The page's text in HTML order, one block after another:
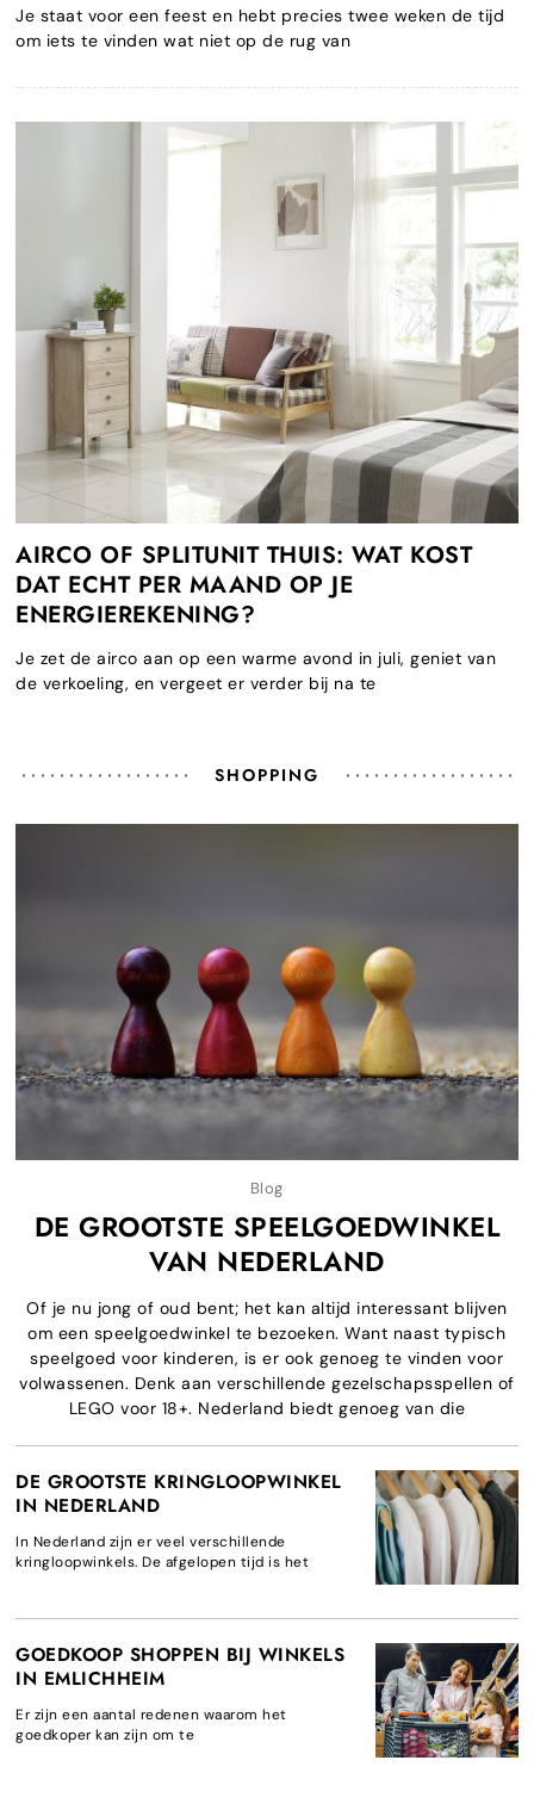
Je staat voor een feest en hebt precies twee weken de tijd
om iets te vinden wat niet op de rug van
AIRCO OF SPLITUNIT THUIS: WAT KOST
DAT ECHT PER MAAND OP JE
ENERGIEREKENING?
Je zet de airco aan op een warme avond in juli, geniet van
de verkoeling, en vergeet er verder bij na te
SHOPPING
Blog
DE GROOTSTE SPEELGOEDWINKEL
VAN NEDERLAND
Of je nu jong of oud bent; het kan altijd interessant blijven
om een speelgoedwinkel te bezoeken. Want naast typisch
speelgoed voor kinderen, is er ook genoeg te vinden voor
volwassenen. Denk aan verschillende gezelschapsspellen of
LEGO voor 18+. Nederland biedt genoeg van die
DE GROOTSTE KRINGLOOPWINKEL
IN NEDERLAND
In Nederland zijn er veel verschillende
kringloopwinkels. De afgelopen tijd is het
GOEDKOOP SHOPPEN BIJ WINKELS
IN EMLICHHEIM
Er zijn een aantal redenen waarom het
goedkoper kan zijn om te